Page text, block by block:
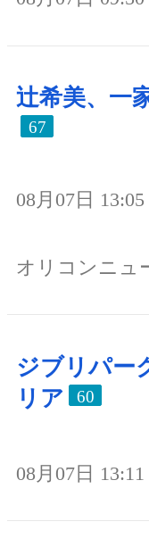
辻希美、一
67
08月07日 13:05
オリコンニュ
ジブリパー
リア
60
08月07日 13:11